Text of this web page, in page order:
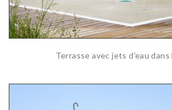
Terrasse avec jets d'eau dans